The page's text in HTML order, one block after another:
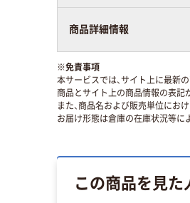
商品詳細情報
※免責事項
本サービスでは、サイト上に最新
商品とサイト上の商品情報の表記
また、商品名および販売単位にお
お届け形態は倉庫の在庫状況等に
この商品を見